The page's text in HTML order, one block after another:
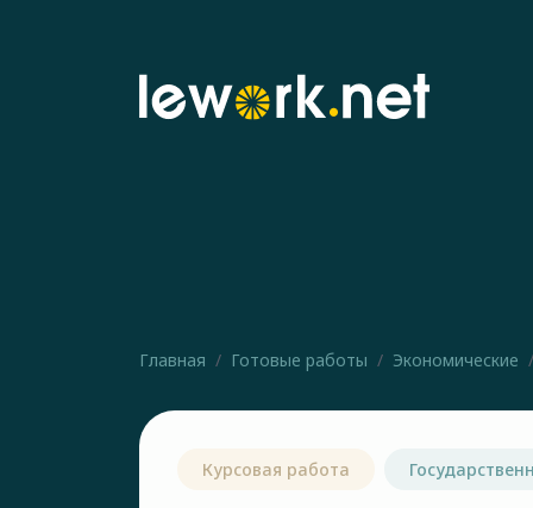
Главная Готовые работы Экономические
Курсовая работа